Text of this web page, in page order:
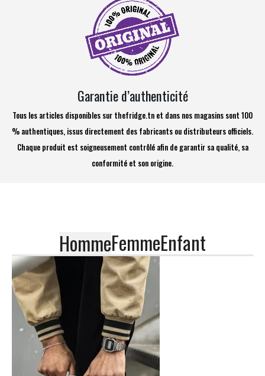
Garantie d’authenticité
Tous les articles disponibles sur thefridge.tn et dans nos magasins sont 100
% authentiques, issus directement des fabricants ou distributeurs officiels.
Chaque produit est soigneusement contrôlé afin de garantir sa qualité, sa
conformité et son origine.
HommeFemmeEnfant